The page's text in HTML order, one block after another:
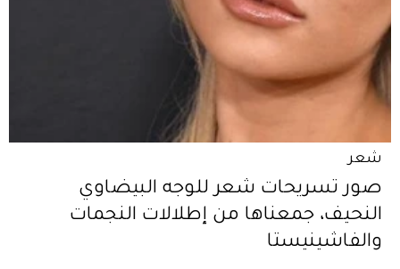
شعر
صور تسريحات شعر للوجه البيضاوي
النحيف، جمعناها من إطلالات النجمات
والفاشينيستا